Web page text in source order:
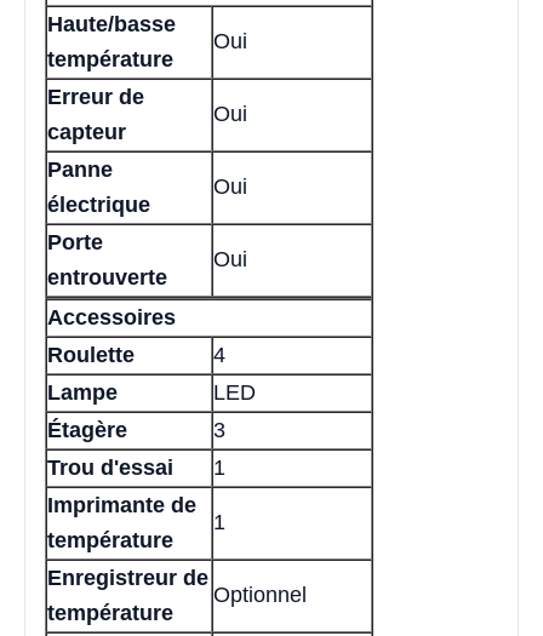
Haute/basse
température
Oui
Erreur de
capteur
Oui
Panne
électrique
Oui
Porte
entrouverte
Oui
Accessoires
Roulette
4
Lampe
LED
Étagère
3
Trou d'essai
1
Imprimante de
température
1
Enregistreur de
température
Optionnel